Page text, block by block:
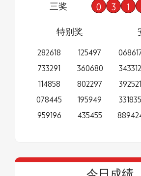
三奖 0 3 1
特别奖
282618
733291
114858
078445
959196
125497
360680
802297
195949
435455
343312
392521
331835